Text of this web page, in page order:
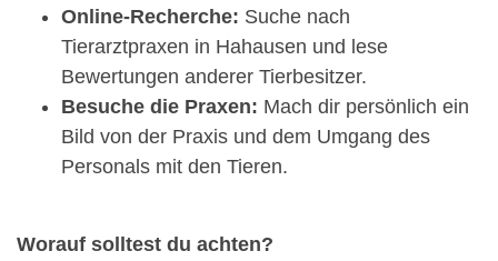
Online-Recherche: Suche nach
Tierarztpraxen in Hahausen und lese
Bewertungen anderer Tierbesitzer.
Besuche die Praxen: Mach dir persönlich ein
Bild von der Praxis und dem Umgang des
Personals mit den Tieren.
Worauf solltest du achten?